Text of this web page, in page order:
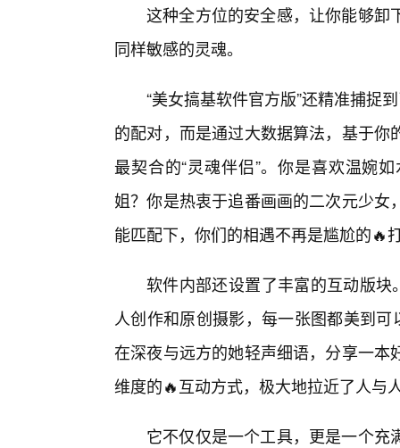
这种全方位的安全感，让你能够卸
同样敏感的灵魂。
“美女搞基软件官方版”还精准捕捉
的配对，而是通过大数据算法，基于
最契合的“灵魂伴侣”。你是喜欢温婉
姐？你是热衷于追番画画的二次元少
能匹配下，你们的相遇不再是尴尬的🔥
软件内部还设置了丰富的互动版块
人创作和原创摄影，每一张图都美到
在深夜与远方的她轻声细语，分享一
维度的🔥互动方式，极大地拉近了人与
它不仅仅是一个工具，更是一个